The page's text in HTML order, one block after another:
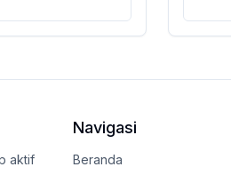
aktif
Navigasi
Beranda